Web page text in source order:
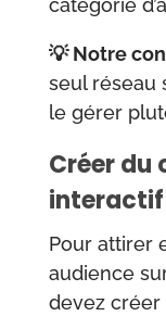
catégorie
💡 Notre
seul réseau
le gérer
Créer du
interactif
Pour attirer
audience
devez créer